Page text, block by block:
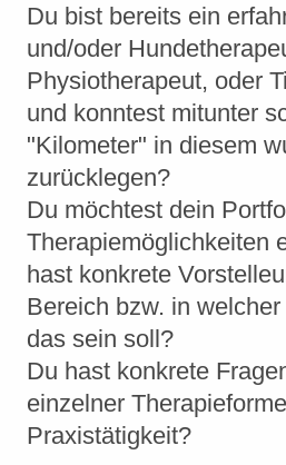
Du bist bereits ein
und/oder
Physiotherapeut, oder
und konntest mitunter
"Kilometer" in diesem
zurücklegen?
Du möchtest dein
Therapiemöglichkeiten
hast konkrete
Bereich bzw. in
das sein soll?
Du hast konkrete
einzelner
Praxistätigkeit?